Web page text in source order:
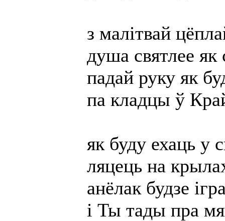
з малітвай
душа святлее як
падай руку як
па кладцы ў
як буду ехаць у
ляцець на
анёлак будзе
і Ты тады пра